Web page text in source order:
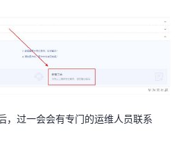
，过一会会有专门的运维人员联系